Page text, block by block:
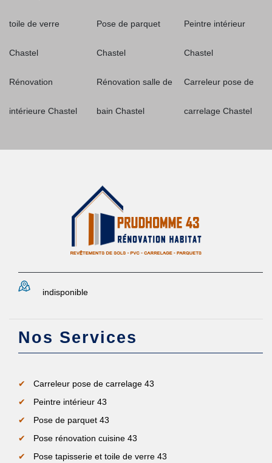
toile de verre
Chastel
Rénovation
intérieure Chastel
Pose de parquet
Chastel
Rénovation salle de
bain Chastel
Peintre intérieur
Chastel
Carreleur pose de
carrelage Chastel
indisponible
Nos Services
Carreleur pose de carrelage 43
Peintre intérieur 43
Pose de parquet 43
Pose rénovation cuisine 43
Pose tapisserie et toile de verre 43